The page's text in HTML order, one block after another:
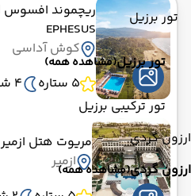
تور برزیل
تور برزیل(مشاهده همه)
تور ترکیبی برزیل
ارزون گردی
ارزون گردی(مشاهده همه)
ریچموند افسوس
EPHESUS
کوش آداسی
5 ستاره
4 شب
مریوت هتل ازمیر
ازمیر